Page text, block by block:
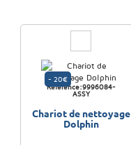
- 20€
Référence:9996084-
ASSY
Chariot de nettoyage
Dolphin